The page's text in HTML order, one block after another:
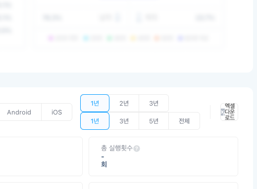
Android iOS
1년 2년 3년
1년 3년 5년 전체
엑셀
다운
로드
총 실행횟수
-
회